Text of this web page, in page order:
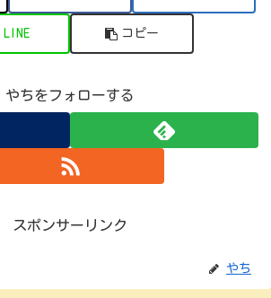
LINE コピー
やちをフォローする
スポンサーリンク
やち